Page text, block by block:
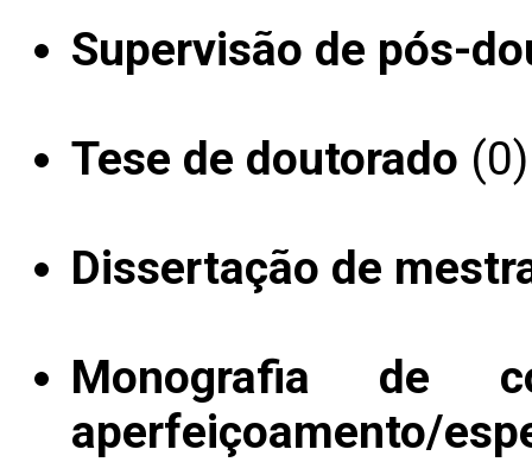
Supervisão de pós-
Tese de doutorado (0)
Dissertação de
Monografia de
aperfeiçoamento/